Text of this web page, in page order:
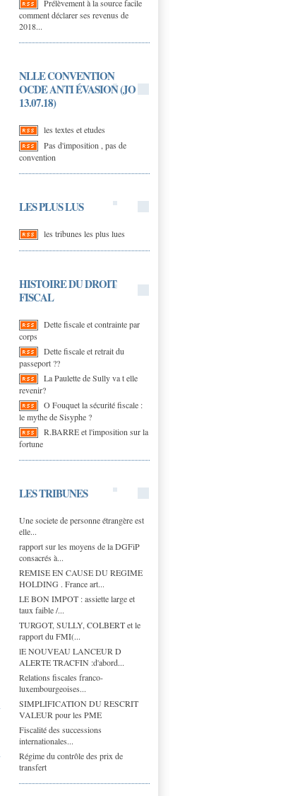
Prélèvement à la source facile
comment déclarer ses revenus de
2018...
NLLE CONVENTION
OCDE ANTI ÉVASION (JO
13.07.18)
les textes et etudes
Pas d'imposition , pas de
convention
LES PLUS LUS
les tribunes les plus lues
HISTOIRE DU DROIT
FISCAL
Dette fiscale et contrainte par
corps
Dette fiscale et retrait du
passeport ??
La Paulette de Sully va t elle
revenir?
O Fouquet la sécurité fiscale :
le mythe de Sisyphe ?
R.BARRE et l'imposition sur la
fortune
LES TRIBUNES
Une societe de personne étrangère est
elle...
rapport sur les moyens de la DGFiP
consacrés à...
REMISE EN CAUSE DU REGIME
HOLDING . France art...
LE BON IMPOT : assiette large et
taux faible /...
TURGOT, SULLY, COLBERT et le
rapport du FMI(...
lE NOUVEAU LANCEUR D
ALERTE TRACFIN :d'abord...
Relations fiscales franco-
luxembourgeoises...
SIMPLIFICATION DU RESCRIT
VALEUR pour les PME
Fiscalité des successions
internationales...
Régime du contrôle des prix de
transfert